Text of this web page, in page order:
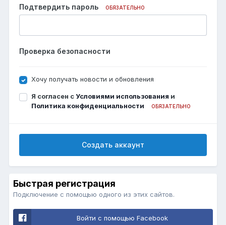
Подтвердить пароль ОБЯЗАТЕЛЬНО
Проверка безопасности
Хочу получать новости и обновления
Я согласен сУсловиями использования и
Политика конфиденциальности
ОБЯЗАТЕЛЬНО
Создать аккаунт
Быстрая регистрация
Подключение с помощью одного из этих сайтов.
Войти с помощью Facebook